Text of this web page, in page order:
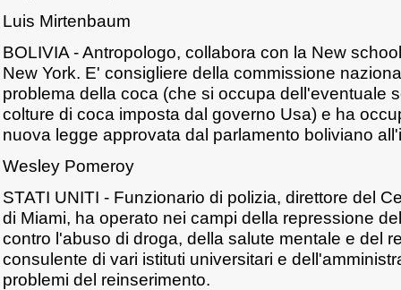
Luis Mirtenbaum
BOLIVIA - Antropologo, collabora con la New
New York. E' consigliere della commissione
problema della coca (che si occupa dell'eventuale
colture di coca imposta dal governo Usa) e ha
nuova legge approvata dal parlamento boliviano
Wesley Pomeroy
STATI UNITI - Funzionario di polizia, direttore del
di Miami, ha operato nei campi della repressione
contro l'abuso di droga, della salute mentale e del
consulente di vari istituti universitari e
problemi del reinserimento.